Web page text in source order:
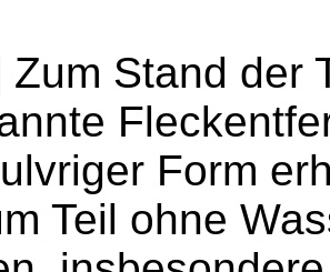
Zum Stand der
Form
Teil ohne